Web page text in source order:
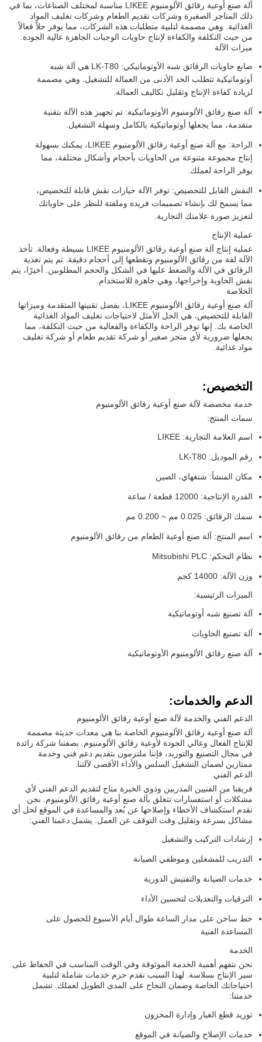
آلة صنع أوعية رقائق الألومنيوم LIKEE مناسبة لمختلف الصناعات، بما في
ذلك المتاجر الصغيرة وشركات تقديم الطعام وشركات تغليف المواد
الغذائية. وهي مصممة لتلبية متطلبات هذه الشركات، مما يوفر حلاً فعالاً
من حيث التكلفة والكفاءة لإنتاج حاويات الوجبات الجاهزة عالية الجودة.
ميزات الآلة
صانع حاويات الرقائق شبه الأوتوماتيكي: LK-T80 هي آلة شبه
أوتوماتيكية تتطلب الحد الأدنى من العمالة للتشغيل. وهي مصممة
لزيادة كفاءة الإنتاج وتقليل تكاليف العمالة.
آلة صنع رقائق الألومنيوم الأوتوماتيكية: تم تجهيز هذه الآلة بتقنية
متقدمة، مما يجعلها أوتوماتيكية بالكامل وسهلة التشغيل.
الراحة: مع آلة صنع أوعية رقائق الألومنيوم LIKEE، يمكنك بسهولة
إنتاج مجموعة متنوعة من الحاويات بأحجام وأشكال مختلفة، مما
يوفر الراحة لعملك.
النقش القابل للتخصيص: توفر الآلة خيارات نقش قابلة للتخصيص،
مما يسمح لك بإنشاء تصميمات فريدة وملفتة للنظر على حاوياتك
لتعزيز صورة علامتك التجارية.
عملية الإنتاج
عملية إنتاج آلة صنع أوعية رقائق الألومنيوم LIKEE بسيطة وفعالة. تأخذ
الآلة لفة من رقائق الألومنيوم وتقطعها إلى أحجام دقيقة. ثم يتم تغذية
الرقائق في الآلة والضغط عليها في الشكل والحجم المطلوبين. أخيرًا، يتم
نقش الحاوية وإخراجها، وهي جاهزة للاستخدام.
الخلاصة
آلة صنع أوعية رقائق الألومنيوم LIKEE، بفضل تقنيتها المتقدمة وميزاتها
القابلة للتخصيص، هي الحل الأمثل لاحتياجات تغليف المواد الغذائية
الخاصة بك. إنها توفر الراحة والكفاءة والفعالية من حيث التكلفة، مما
يجعلها ضرورية لأي متجر صغير أو شركة تقديم طعام أو شركة تغليف
مواد غذائية.
التخصيص:
خدمة مخصصة لآلة صنع أوعية رقائق الألومنيوم
سمات المنتج:
اسم العلامة التجارية: LIKEE
رقم الموديل: LK-T80
مكان المنشأ: شنغهاي، الصين
القدرة الإنتاجية: 12000 قطعة / ساعة
سمك الرقائق: 0.025 مم ~ 0.200 مم
اسم المنتج: آلة صنع أوعية الطعام من رقائق الألومنيوم
نظام التحكم: Mitsubishi PLC
وزن الآلة: 14000 كجم
الميزات الرئيسية:
آلة تصنيع شبه أوتوماتيكية
آلة تصنيع الحاويات
آلة صنع رقائق الألومنيوم الأوتوماتيكية
الدعم والخدمات:
الدعم الفني والخدمة لآلة صنع أوعية رقائق الألومنيوم
آلة صنع أوعية رقائق الألومنيوم الخاصة بنا هي معدات حديثة مصممة
للإنتاج الفعال وعالي الجودة لأوعية رقائق الألومنيوم. بصفتنا شركة رائدة
في مجال التصنيع والتوريد، فإننا ملتزمون بتقديم دعم فني وخدمة
ممتازين لضمان التشغيل السلس والأداء الأقصى لآلتنا.
الدعم الفني
فريقنا من الفنيين المدربين وذوي الخبرة متاح لتقديم الدعم الفني لأي
مشكلات أو استفسارات تتعلق بآلة صنع أوعية رقائق الألومنيوم. نحن
نقدم استكشاف الأخطاء وإصلاحها عن بُعد والمساعدة في الموقع لحل أي
مشاكل بسرعة وتقليل وقت التوقف عن العمل. يشمل دعمنا الفني:
إرشادات التركيب والتشغيل
التدريب للمشغلين وموظفي الصيانة
خدمات الصيانة والتفتيش الدورية
الترقيات والتعديلات لتحسين الأداء
خط ساخن على مدار الساعة طوال أيام الأسبوع للحصول على
المساعدة الفنية
الخدمة
نحن نتفهم أهمية الخدمة الموثوقة وفي الوقت المناسب في الحفاظ على
سير الإنتاج بسلاسة. لهذا السبب نقدم حزم خدمات شاملة لتلبية
احتياجاتك الخاصة وضمان النجاح على المدى الطويل لعملك. تشمل
خدمتنا:
توريد قطع الغيار وإدارة المخزون
خدمات الإصلاح والصيانة في الموقع